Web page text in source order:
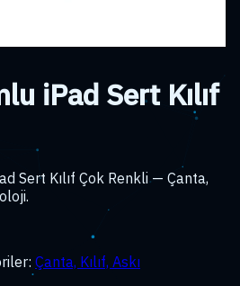
iPad Sert Kılıf
Sert Kılıf Çok Renkli — Çanta,
Çanta, Kılıf, Askı